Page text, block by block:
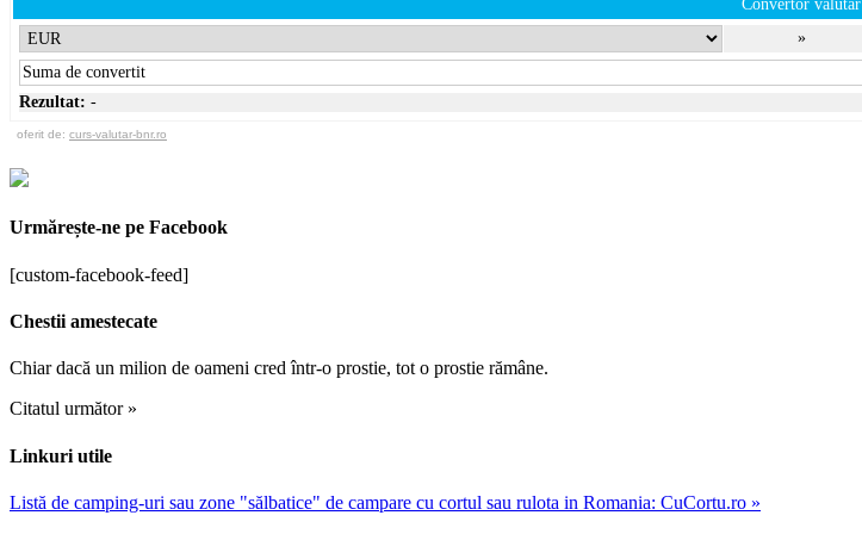
Convertor valutar
»
Rezultat: -
oferit de: curs-valutar-bnr.ro
Urmărește-ne pe Facebook
[custom-facebook-feed]
Chestii amestecate
Chiar dacă un milion de oameni cred într-o prostie, tot o prostie rămâne.
Citatul următor »
Linkuri utile
Listă de camping-uri sau zone "sălbatice" de campare cu cortul sau rulota in Romania: CuCortu.ro »